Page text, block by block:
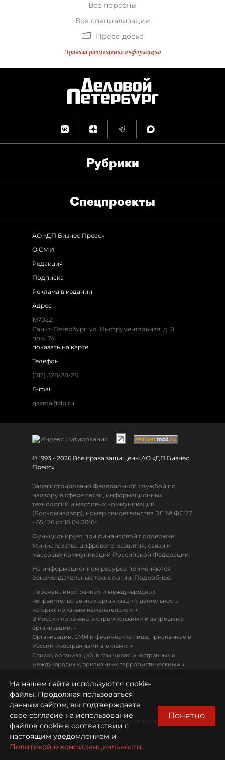
Все персоны
Все специализации
Пресс-досье
Правила размещения информации
Рубрики
Спец­проекты
АО «ДП Бизнес Пресс»
О СМИ
Редакция
Подписка
Реклама в издании
Адрес
197022,
Санкт-Петербург, ул. Инструментальная, д. 8,
пом. 74.
показать на карте
Телефон
(812) 328-28-28
E-mail
gazeta@dp.ru
© 1993 - 2026 Все права защищены АО «ДП Бизнес
Пресс»
Зарегистрировано Федеральной службой по
надзору в сфере связи, информационных
технологий и массовых коммуникаций
(Роскомнадзор), номер свидетельства ЭЛ № ФС 77
- 65426 от 18.04.2016г.
Функционирует при финансовой поддержке
Министерства цифрового развития, связи и
массовых коммуникаций Российской Федерации.
На информационном ресурсе применяются
рекомендательные технологии. Подробнее.
Перечень иностранных и международных
неправительственных организаций, деятельность
которых признана нежелательной: ↓
В России признаны экстремистскими и запрещены
организации: ↓
Организации, СМИ и физические лица, признанные в
России иностранными агентами: ↓
Список организаций, в том числе иностранных и
международных, признанных террористическими ↓
18+
Политика конфиденциальности
Правила использования информационных
материалов
Охрана труда
На нашем сайте используются cookie-
файлы. Продолжая пользоваться
данным сайтом, вы подтверждаете
свое согласие на использование
файлов cookie в соответствии с
настоящим уведомлением и
Политикой о конфиденциальности.
Понятно